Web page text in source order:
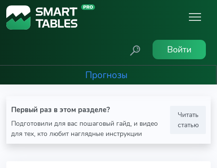
Войти
Прогнозы
Первый раз в этом разделе?
Подготовили для вас пошаговый гайд, и видео
для тех, кто любит наглядные инструкции
Читать
статью